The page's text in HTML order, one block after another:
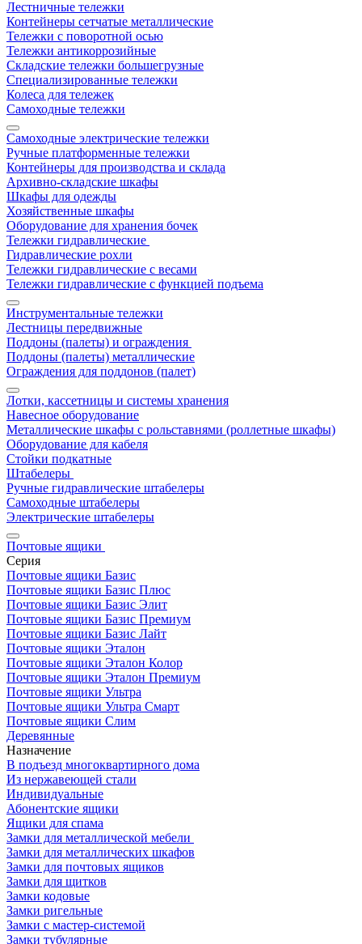
Лестничные тележки
Контейнеры сетчатые металлические
Тележки с поворотной осью
Тележки антикоррозийные
Складские тележки большегрузные
Специализированные тележки
Колеса для тележек
Самоходные тележки
Самоходные электрические тележки
Ручные платформенные тележки
Контейнеры для производства и склада
Архивно-складские шкафы
Шкафы для одежды
Хозяйственные шкафы
Оборудование для хранения бочек
Тележки гидравлические
Гидравлические рохли
Тележки гидравлические с весами
Тележки гидравлические с функцией подъема
Инструментальные тележки
Лестницы передвижные
Поддоны (палеты) и ограждения
Поддоны (палеты) металлические
Ограждения для поддонов (палет)
Лотки, кассетницы и системы хранения
Навесное оборудование
Металлические шкафы с рольставнями (роллетные шкафы)
Оборудование для кабеля
Стойки подкатные
Штабелеры
Ручные гидравлические штабелеры
Самоходные штабелеры
Электрические штабелеры
Почтовые ящики
Серия
Почтовые ящики Базис
Почтовые ящики Базис Плюс
Почтовые ящики Базис Элит
Почтовые ящики Базис Премиум
Почтовые ящики Базис Лайт
Почтовые ящики Эталон
Почтовые ящики Эталон Колор
Почтовые ящики Эталон Премиум
Почтовые ящики Ультра
Почтовые ящики Ультра Смарт
Почтовые ящики Слим
Деревянные
Назначение
В подъезд многоквартирного дома
Из нержавеющей стали
Индивидуальные
Абонентские ящики
Ящики для спама
Замки для металлической мебели
Замки для металлических шкафов
Замки для почтовых ящиков
Замки для щитков
Замки кодовые
Замки ригельные
Замки с мастер-системой
Замки тубулярные